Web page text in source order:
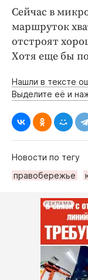
Сейчас в
маршруток
отстроят
Хотя еще бы
Нашли в тексте
Выделите её и
Новости по тегу
правобережье
РЕКЛАМА